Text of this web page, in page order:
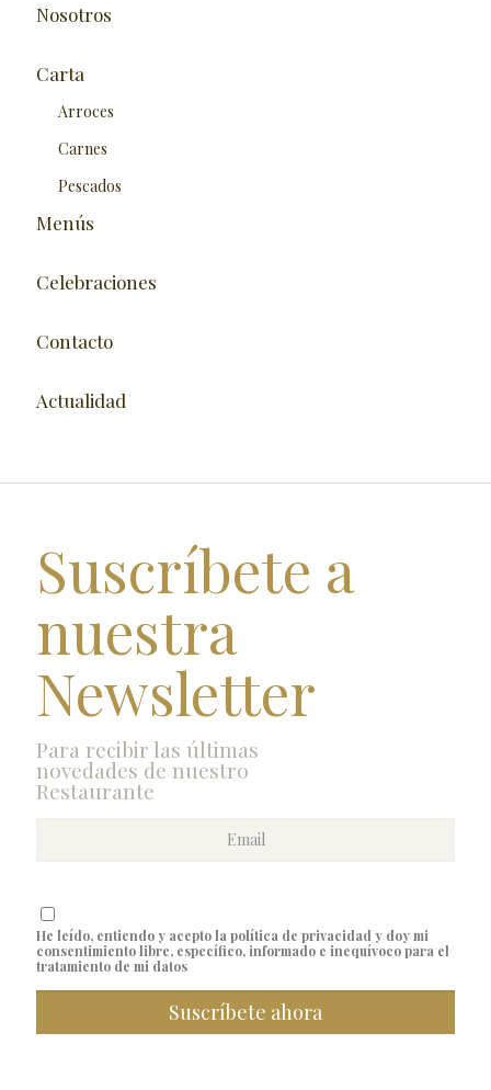
Nosotros
Carta
Arroces
Carnes
Pescados
Menús
Celebraciones
Contacto
Actualidad
Suscríbete a
nuestra
Newsletter
Para recibir las últimas
novedades de nuestro
Restaurante
He leído, entiendo y acepto la política de privacidad y doy mi
consentimiento libre, específico, informado e inequívoco para el
tratamiento de mi datos